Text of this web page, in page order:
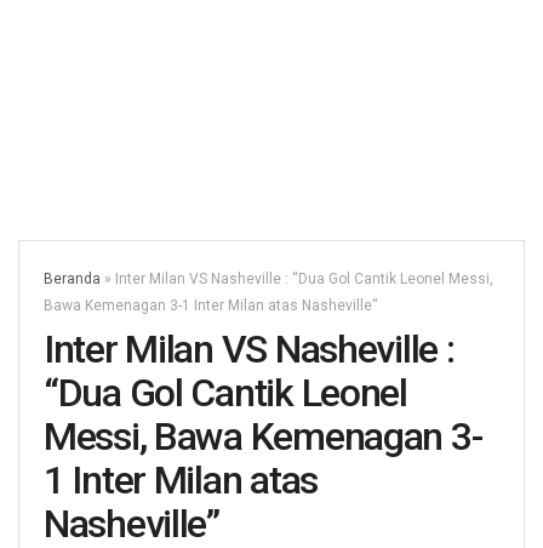
Beranda » Inter Milan VS Nasheville : “Dua Gol Cantik Leonel Messi,
Bawa Kemenagan 3-1 Inter Milan atas Nasheville”
Inter Milan VS Nasheville :
“Dua Gol Cantik Leonel
Messi, Bawa Kemenagan 3-
1 Inter Milan atas
Nasheville”